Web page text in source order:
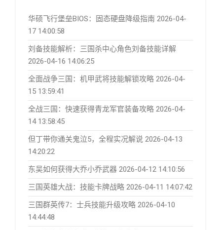
华硕飞行堡垒BIOS：固态硬盘降级指南 2026-04-
17 14:00:58
刘备技能解析：三国杀中心角色刘备技能详解
2026-04-16 14:06:25
全面战争三国：机甲武将技能解锁攻略 2026-04-
15 13:59:41
全战三国：快速获得青龙军官装备攻略 2026-04-
14 13:58:45
但丁带你通关鬼泣5，全程实况解说 2026-04-13
14:20:22
东吴如何获得大乔小乔武器 2026-04-12 14:10:56
三国英雄大战：技能卡牌战略 2026-04-11 14:07:42
三国群英传7：士兵技能升级攻略 2026-04-10
14:44:48